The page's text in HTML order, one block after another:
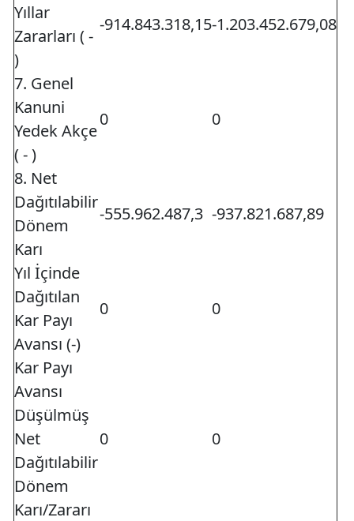
Yıllar
Zararları ( -
)
-914.843.318,15-1.203.452.679,08
7. Genel
Kanuni
Yedek Akçe
( - )
0 0
8. Net
Dağıtılabilir
Dönem
Karı
-555.962.487,3 -937.821.687,89
Yıl İçinde
Dağıtılan
Kar Payı
Avansı (-)
0 0
Kar Payı
Avansı
Düşülmüş
Net
Dağıtılabilir
Dönem
Karı/Zararı
0 0